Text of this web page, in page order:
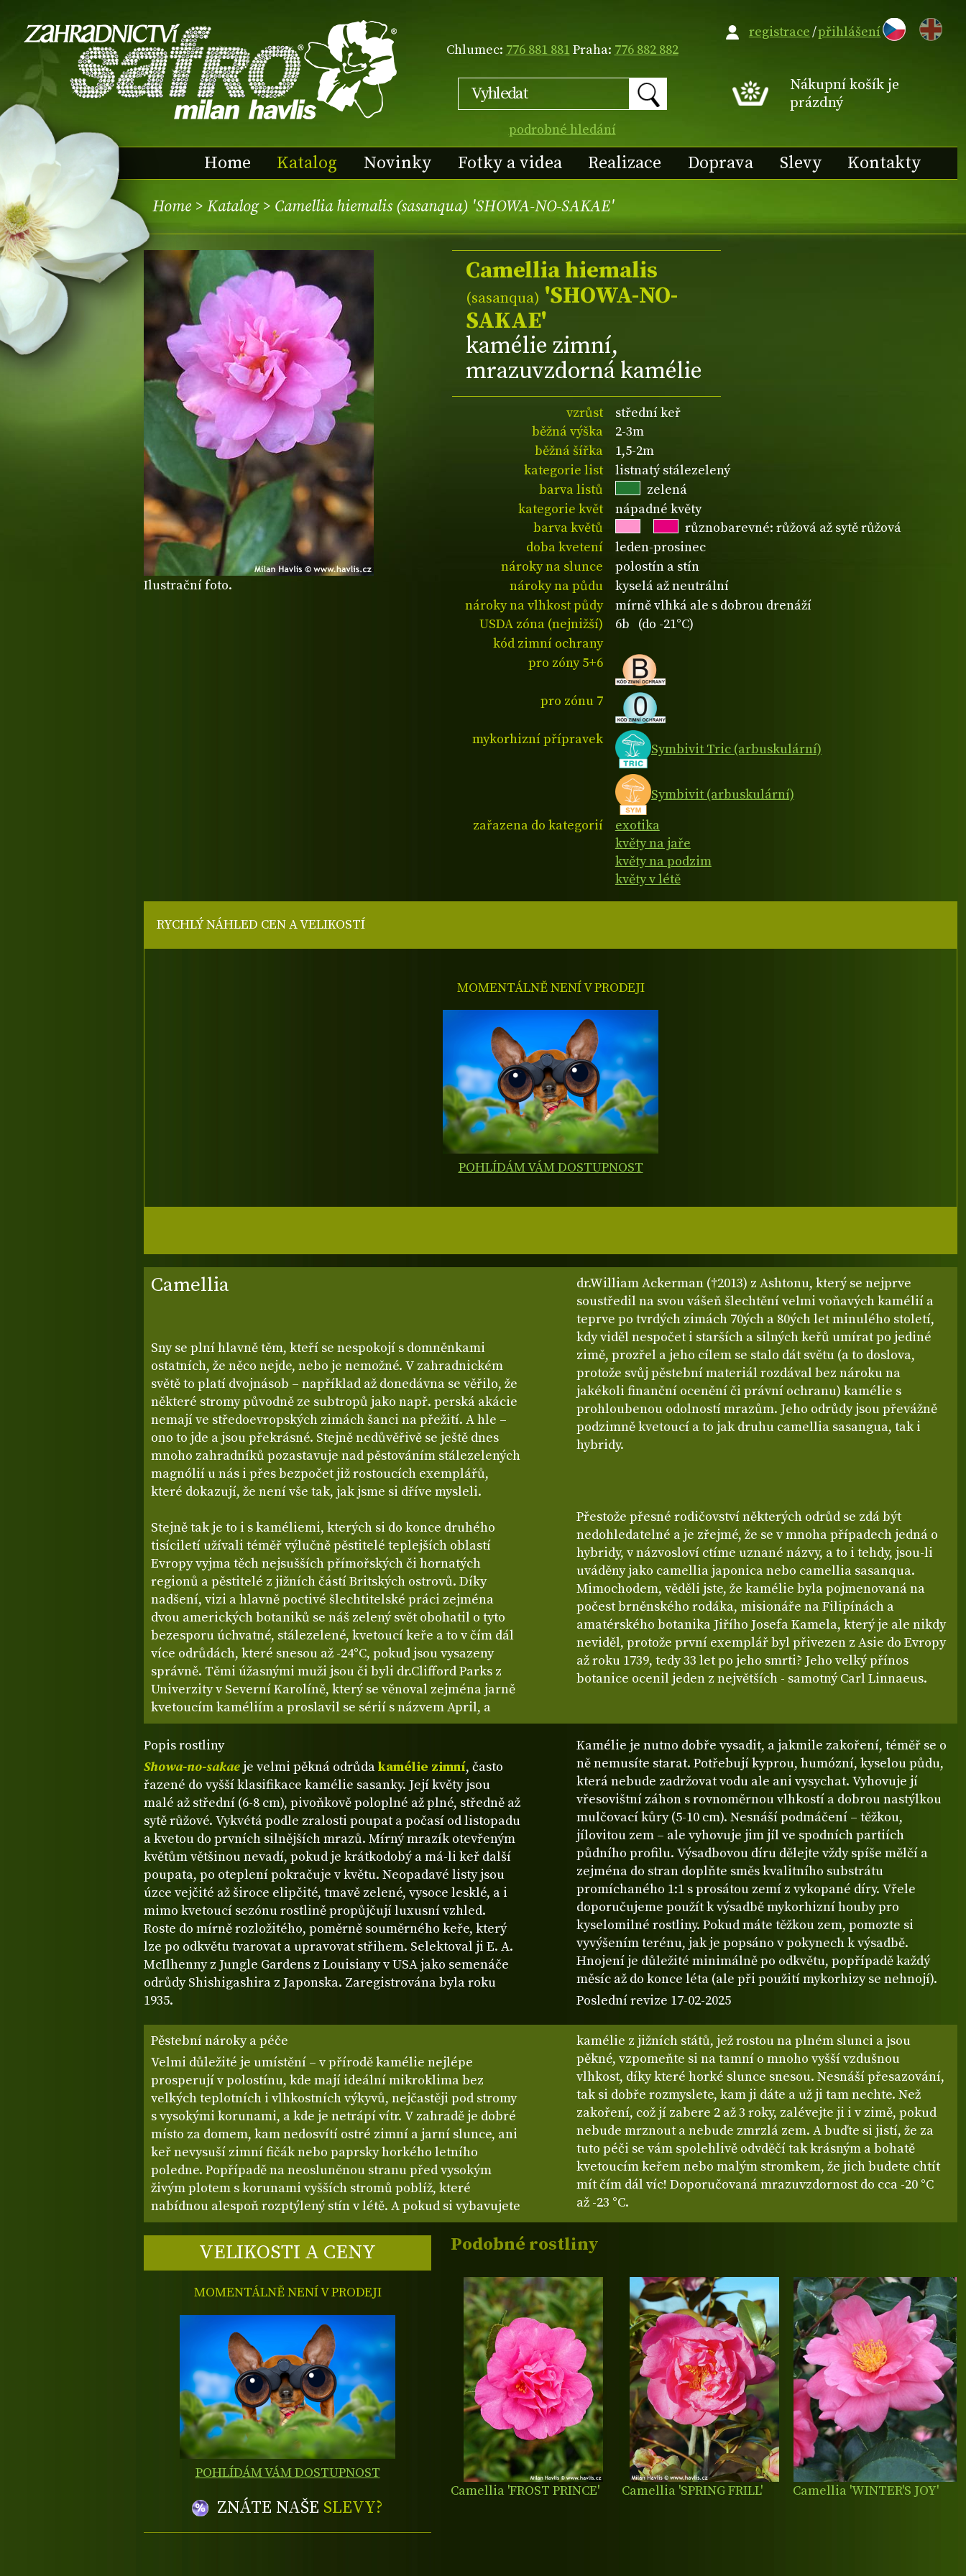
Chlumec: 776 881 881Praha: 776 882 882
podrobné hledání
EN
Nákupní košík je
prázdný
Home Katalog Novinky Fotky a videa Realizace Doprava Slevy Kontakty
registrace/přihlášení
Home > Katalog> Camellia hiemalis (sasanqua) 'SHOWA-NO-SAKAE'
Ilustrační foto.
Camellia hiemalis
(sasanqua) 'SHOWA-NO-
SAKAE'
kamélie zimní,
mrazuvzdorná kamélie
vzrůst
střední keř
běžná výška
2-3m
běžná šířka
1,5-2m
kategorie list
listnatý stálezelený
barva listů
zelená
kategorie květ
nápadné květy
barva květů
různobarevné: růžová až sytě růžová
doba kvetení
leden-prosinec
nároky na slunce
polostín a stín
nároky na půdu
kyselá až neutrální
nároky na vlhkost půdy
mírně vlhká ale s dobrou drenáží
USDA zóna (nejnižší)
6b (do -21°C)
kód zimní ochrany
pro zóny 5+6
pro zónu 7
mykorhizní přípravek
Symbivit Tric (arbuskulární)
Symbivit (arbuskulární)
zařazena do kategorií
exotika
květy na jaře
květy na podzim
květy v létě
Camellia
Sny se plní hlavně těm, kteří se nespokojí s domněnkami
ostatních, že něco nejde, nebo je nemožné. V zahradnickém
světě to platí dvojnásob – například až donedávna se věřilo, že
některé stromy původně ze subtropů jako např. perská akácie
nemají ve středoevropských zimách šanci na přežití. A hle –
ono to jde a jsou překrásné. Stejně nedůvěřivě se ještě dnes
mnoho zahradníků pozastavuje nad pěstováním stálezelených
magnólií u nás i přes bezpočet již rostoucích exemplářů,
které dokazují, že není vše tak, jak jsme si dříve mysleli.
Stejně tak je to i s kaméliemi, kterých si do konce druhého
tisíciletí užívali téměř výlučně pěstitelé teplejších oblastí
Evropy vyjma těch nejsušších přímořských či hornatých
regionů a pěstitelé z jižních částí Britských ostrovů. Díky
nadšení, vizi a hlavně poctivé šlechtitelské práci zejména
dvou amerických botaniků se náš zelený svět obohatil o tyto
bezesporu úchvatné, stálezelené, kvetoucí keře a to v čím dál
více odrůdách, které snesou až -24°C, pokud jsou vysazeny
správně. Těmi úžasnými muži jsou či byli dr.Clifford Parks z
Univerzity v Severní Karolíně, který se věnoval zejména jarně
kvetoucím kaméliím a proslavil se sérií s názvem April, a
dr.William Ackerman (†2013) z Ashtonu, který se nejprve
soustředil na svou vášeň šlechtění velmi voňavých kamélií a
teprve po tvrdých zimách 70ých a 80ých let minulého století,
kdy viděl nespočet i starších a silných keřů umírat po jediné
zimě, prozřel a jeho cílem se stalo dát světu (a to doslova,
protože svůj pěstební materiál rozdával bez nároku na
jakékoli finanční ocenění či právní ochranu) kamélie s
prohloubenou odolností mrazům. Jeho odrůdy jsou převážně
podzimně kvetoucí a to jak druhu camellia sasangua, tak i
hybridy.
Přestože přesné rodičovství některých odrůd se zdá být
nedohledatelné a je zřejmé, že se v mnoha případech jedná o
hybridy, v názvosloví ctíme uznané názvy, a to i tehdy, jsou-li
uváděny jako camellia japonica nebo camellia sasanqua.
Mimochodem, věděli jste, že kamélie byla pojmenovaná na
počest brněnského rodáka, misionáře na Filipínách a
amatérského botanika Jiřího Josefa Kamela, který je ale nikdy
neviděl, protože první exemplář byl přivezen z Asie do Evropy
až roku 1739, tedy 33 let po jeho smrti? Jeho velký přínos
botanice ocenil jeden z největších - samotný Carl Linnaeus.
Popis rostliny
Showa-no-sakae je velmi pěkná odrůdakamélie zimní, často
řazené do vyšší klasifikace kamélie sasanky. Její květy jsou
malé až střední (6-8 cm), pivoňkově poloplné až plné, středně až
sytě růžové. Vykvétá podle zralosti poupat a počasí od listopadu
a kvetou do prvních silnějších mrazů. Mírný mrazík otevřeným
květům většinou nevadí, pokud je krátkodobý a má-li keř další
poupata, po oteplení pokračuje v květu. Neopadavé listy jsou
úzce vejčité až široce elipčité, tmavě zelené, vysoce lesklé, a i
mimo kvetoucí sezónu rostlině propůjčují luxusní vzhled.
Roste do mírně rozložitého, poměrně souměrného keře, který
lze po odkvětu tvarovat a upravovat střihem. Selektoval ji E. A.
McIlhenny z Jungle Gardens z Louisiany v USA jako semenáče
odrůdy Shishigashira z Japonska. Zaregistrována byla roku
1935.
Kamélie je nutno dobře vysadit, a jakmile zakoření, téměř se o
ně nemusíte starat. Potřebují kyprou, humózní, kyselou půdu,
která nebude zadržovat vodu ale ani vysychat. Vyhovuje jí
vřesovištní záhon s rovnoměrnou vlhkostí a dobrou nastýlkou
mulčovací kůry (5-10 cm). Nesnáší podmáčení – těžkou,
jílovitou zem – ale vyhovuje jim jíl ve spodních partiích
půdního profilu. Výsadbovou díru dělejte vždy spíše mělčí a
zejména do stran doplňte směs kvalitního substrátu
promíchaného 1:1 s prosátou zemí z vykopané díry. Vřele
doporučujeme použít k výsadbě mykorhizní houby pro
kyselomilné rostliny. Pokud máte těžkou zem, pomozte si
vyvýšením terénu, jak je popsáno v pokynech k výsadbě.
Hnojení je důležité minimálně po odkvětu, popřípadě každý
měsíc až do konce léta (ale při použití mykorhizy se nehnojí).
Poslední revize 17-02-2025
Pěstební nároky a péče
Velmi důležité je umístění – v přírodě kamélie nejlépe
prosperují v polostínu, kde mají ideální mikroklima bez
velkých teplotních i vlhkostních výkyvů, nejčastěji pod stromy
s vysokými korunami, a kde je netrápí vítr. V zahradě je dobré
místo za domem, kam nedosvítí ostré zimní a jarní slunce, ani
keř nevysuší zimní fičák nebo paprsky horkého letního
poledne. Popřípadě na neosluněnou stranu před vysokým
živým plotem s korunami vyšších stromů poblíž, které
nabídnou alespoň rozptýlený stín v létě. A pokud si vybavujete
kamélie z jižních států, jež rostou na plném slunci a jsou
pěkné, vzpomeňte si na tamní o mnoho vyšší vzdušnou
vlhkost, díky které horké slunce snesou. Nesnáší přesazování,
tak si dobře rozmyslete, kam ji dáte a už ji tam nechte. Než
zakoření, což jí zabere 2 až 3 roky, zalévejte ji i v zimě, pokud
nebude mrznout a nebude zmrzlá zem. A buďte si jistí, že za
tuto péči se vám spolehlivě odvděčí tak krásným a bohatě
kvetoucím keřem nebo malým stromkem, že jich budete chtít
mít čím dál víc! Doporučovaná mrazuvzdornost do cca -20 °C
až -23 °C.
VELIKOSTI A CENY
MOMENTÁLNĚ NENÍ V PRODEJI
POHLÍDÁM VÁM DOSTUPNOST
ZNÁTE NAŠE SLEVY?
RYCHLÝ NÁHLED CEN A VELIKOSTÍ
MOMENTÁLNĚ NENÍ V PRODEJI
POHLÍDÁM VÁM DOSTUPNOST
Podobné rostliny
Camellia 'FROST PRINCE' Camellia 'SPRING FRILL' Camellia 'WINTER'S JOY'